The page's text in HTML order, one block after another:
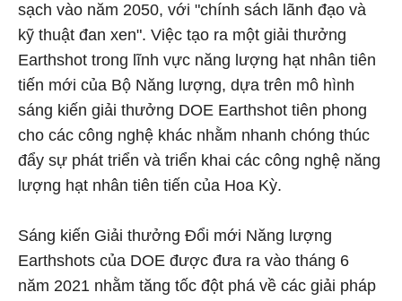
sạch vào năm 2050, với "chính sách lãnh đạo và
kỹ thuật đan xen". Việc tạo ra một giải thưởng
Earthshot trong lĩnh vực năng lượng hạt nhân tiên
tiến mới của Bộ Năng lượng, dựa trên mô hình
sáng kiến giải thưởng DOE Earthshot tiên phong
cho các công nghệ khác nhằm nhanh chóng thúc
đẩy sự phát triển và triển khai các công nghệ năng
lượng hạt nhân tiên tiến của Hoa Kỳ.
Sáng kiến Giải thưởng Đổi mới Năng lượng
Earthshots của DOE được đưa ra vào tháng 6
năm 2021 nhằm tăng tốc đột phá về các giải pháp